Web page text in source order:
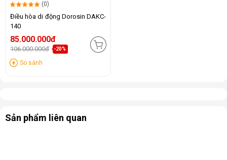
(0)
Điều hòa di động Dorosin DAKC-
140
85.000.000đ
106.000.000đ -20%
So sánh
Sản phẩm liên quan